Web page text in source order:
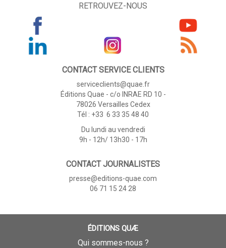
RETROUVEZ-NOUS
CONTACT SERVICE CLIENTS
serviceclients@quae.fr
Éditions Quae - c/o INRAE RD 10 -
78026 Versailles Cedex
Tél : +33 6 33 35 48 40
Du lundi au vendredi
9h - 12h/ 13h30 - 17h
CONTACT JOURNALISTES
presse@editions-quae.com
06 71 15 24 28
ÉDITIONS QUÆ
Qui sommes-nous ?